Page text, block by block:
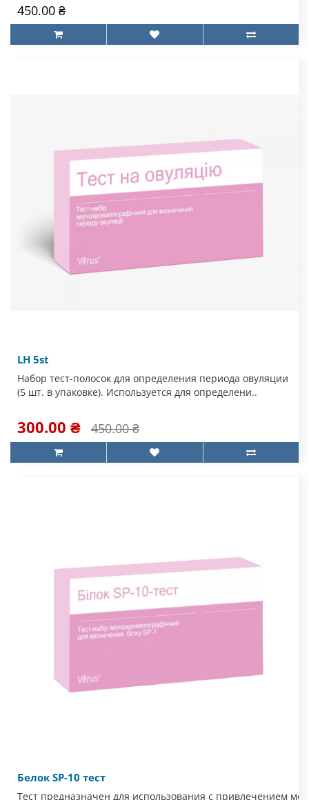
450.00 ₴
LH 5st
Набор тест-полосок для определения периода овуляции
(5 шт. в упаковке). Используется для определени..
300.00 ₴ 450.00 ₴
Белок SP-10 тест
Тест предназначен для использования с привлечением